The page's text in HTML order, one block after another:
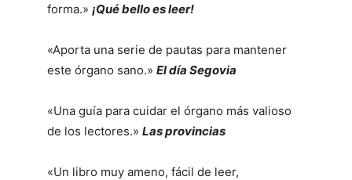
forma.» ¡Qué bello es leer!
«Aporta una serie de pautas para mantener
este órgano sano.» El día Segovia
«Una guía para cuidar el órgano más valioso
de los lectores.» Las provincias
«Un libro muy ameno, fácil de leer,